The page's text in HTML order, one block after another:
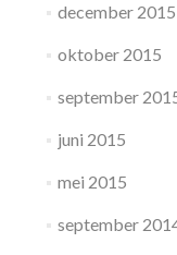
december 2015
oktober 2015
september
juni 2015
mei 2015
september